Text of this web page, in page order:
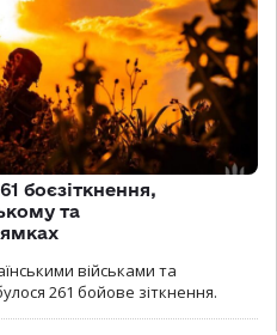
боєзіткнення,
та
військами та
261 бойове зіткнення.